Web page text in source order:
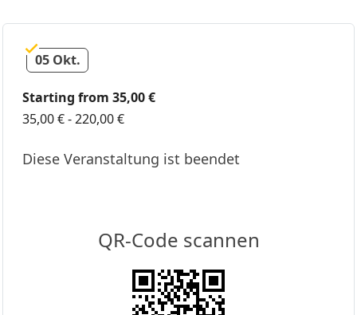
05 Okt.
Starting from 35,00 €
35,00 € - 220,00 €
Diese Veranstaltung ist beendet
QR-Code scannen